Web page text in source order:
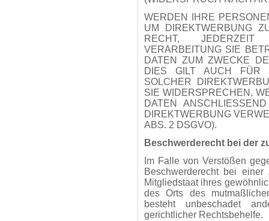
WERDEN IHRE
UM DIREKTWERBUNG
RECHT,
VERARBEITUNG SIE
DATEN ZUM ZWECKE
DIES GILT AUCH FÜR
SOLCHER
SIE WIDERSPRECHEN,
DATEN
DIREKTWERBUNG
ABS. 2 DSGVO).
Beschwerde­recht bei der
Im Falle von Verstößen
Beschwerderecht bei
Mitgliedstaat ihres
des Orts des
besteht unbeschadet
gerichtlicher Rechtsbehelfe.